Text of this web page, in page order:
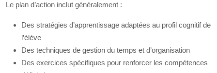
Le plan d’action inclut généralement :
Des stratégies d’apprentissage adaptées au profil cognitif de
l’élève
Des techniques de gestion du temps et d’organisation
Des exercices spécifiques pour renforcer les compétences